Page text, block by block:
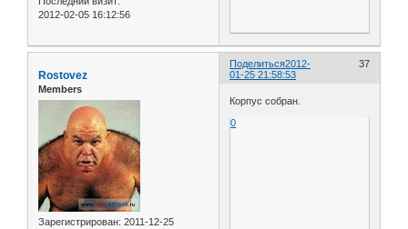
2012-02-05 16:12:56
Поделиться 37
2012-
01-25 21:58:53
Rostovez
Members
Зарегистрирован: 2011-12-25
Корпус собран.
0